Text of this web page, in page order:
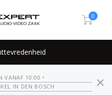
0
VANAF 10:00 •
IN DEN BOSCH